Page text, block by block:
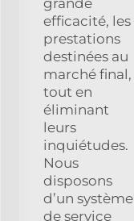
grande
efficacité, les
prestations
destinées au
marché final,
tout en
éliminant
leurs
inquiétudes.
Nous
disposons
d’un système
de service